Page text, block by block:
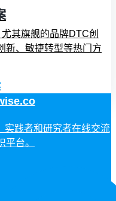
其旗舰的品牌DTC创
新、敏捷转型等热门方
实践者和研究者在线交流
平台。